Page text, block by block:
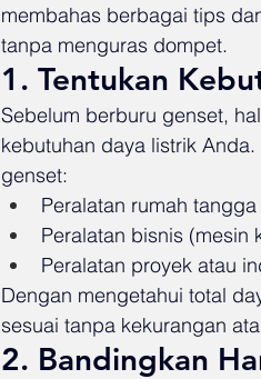
membahas berbagai tips
tanpa menguras dompet.
1. Tentukan
Sebelum berburu genset,
kebutuhan daya listrik
genset:
Peralatan rumah
Peralatan bisnis (mesin
Peralatan proyek atau
Dengan mengetahui total
sesuai tanpa kekurangan
2. Bandingkan